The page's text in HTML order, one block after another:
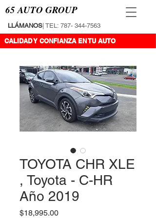
CALIDAD Y CONFIANZA EN TU AUTO
LLÁMANOS | TEL: 787- 344-7563
65 AUTO GROUP
TOYOTA CHR XLE
, Toyota - C-HR
Año 2019
$18,995.00Precio